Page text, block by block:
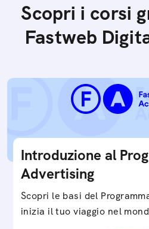
Scopri i corsi
Fastweb
Introduzione al
Advertising
Scopri le basi del
inizia il tuo viaggio nel